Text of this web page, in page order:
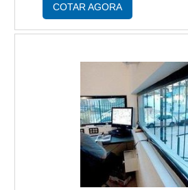
podem ser transmitidos em
COTAR AGORA